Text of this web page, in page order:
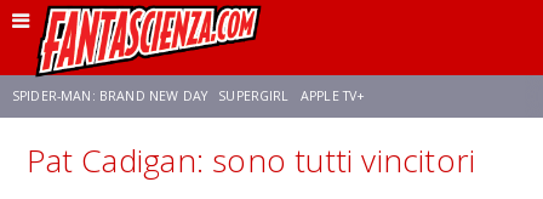
SPIDER-MAN: BRAND NEW DAY SUPERGIRL APPLE TV+
FRANCO RICCIARDIELLO ZENDAYA STAR TREK AVENGERS: DOOMSDAY
Pat Cadigan: sono tutti vincitori